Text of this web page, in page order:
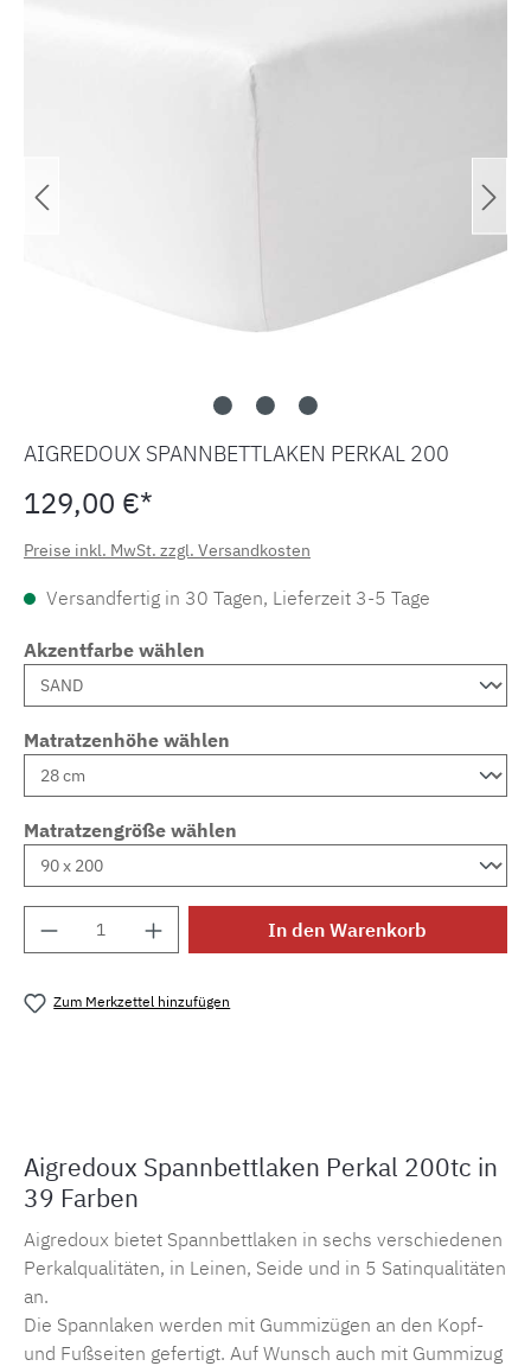
AIGREDOUX SPANNBETTLAKEN PERKAL 200
129,00 €*
Preise inkl. MwSt. zzgl. Versandkosten
Versandfertig in 30 Tagen, Lieferzeit 3-5 Tage
Akzentfarbe wählen
Matratzenhöhe wählen
Matratzengröße wählen
Produkt Anzahl: Gib den gewünschten
In den Warenkorb
Zum Merkzettel hinzufügen
Aigredoux Spannbettlaken Perkal 200tc in
39 Farben
Aigredoux bietet Spannbettlaken in sechs verschiedenen
Perkalqualitäten, in Leinen, Seide und in 5 Satinqualitäten
an.
Die Spannlaken werden mit Gummizügen an den Kopf-
und Fußseiten gefertigt. Auf Wunsch auch mit Gummizug